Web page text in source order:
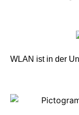
WLAN ist in der